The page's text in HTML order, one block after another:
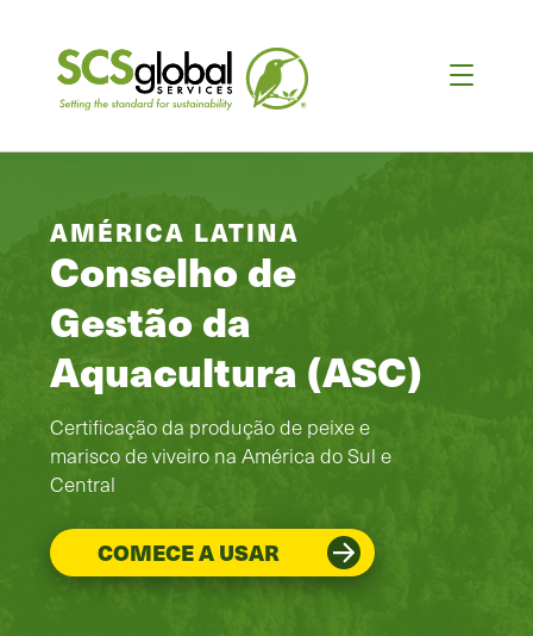
AMÉRICA LATINA
Conselho de
Gestão da
Aquacultura (ASC)
Certificação da produção de peixe e
marisco de viveiro na América do Sul e
Central
COMECE A USAR